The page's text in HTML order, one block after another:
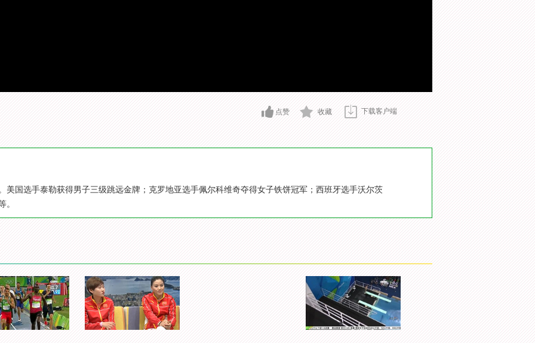
点赞 收藏 下载客户端
美国选手泰勒获得男子三级跳远金牌；克罗地亚选手佩尔科维奇夺得女子铁饼冠军；西班牙选手沃尔茨
。